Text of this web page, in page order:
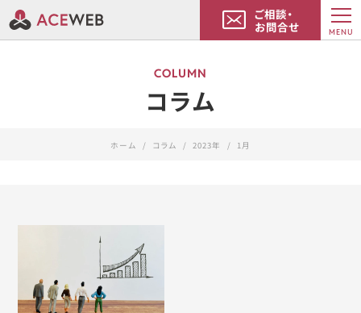
ご相談・
お問合せ
MENU
COLUMN
コラム
ホーム コラム 2023年 1月